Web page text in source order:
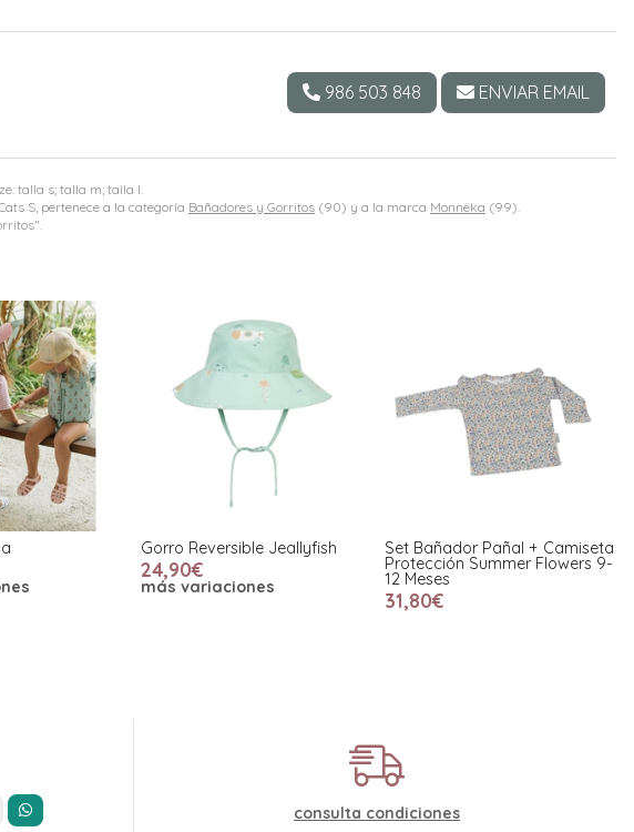
talla s; talla m; talla l.
S, pertenece a la categoría Bañadores y Gorritos (90) y a la marca Monnëka (99).
986 503 848 ENVIAR EMAIL
Gorro Reversible Jeallyfish
24,90€
más variaciones
Set Bañador Pañal + Camiseta
Protección Summer Flowers 9-
12 Meses
31,80€
consulta condiciones